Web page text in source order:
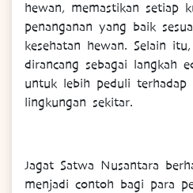
hewan, memastikan setiap
penanganan yang baik
kesehatan hewan. Selain
dirancang sebagai langkah
untuk lebih peduli terhadap
lingkungan sekitar.
Jagat Satwa Nusantara
menjadi contoh bagi para